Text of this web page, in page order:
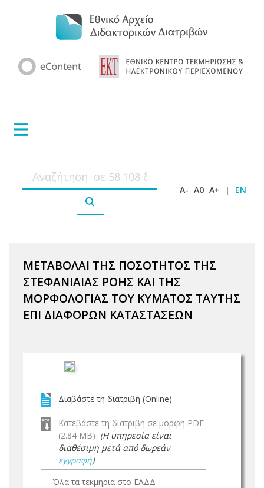
A- A0 A+ | EN
ΜΕΤΑΒΟΛΑΙ ΤΗΣ ΠΟΣΟΤΗΤΟΣ ΤΗΣ
ΣΤΕΦΑΝΙΑΙΑΣ ΡΟΗΣ ΚΑΙ ΤΗΣ
ΜΟΡΦΟΛΟΓΙΑΣ ΤΟΥ ΚΥΜΑΤΟΣ ΤΑΥΤΗΣ
ΕΠΙ ΔΙΑΦΟΡΩΝ ΚΑΤΑΣΤΑΣΕΩΝ
Διαβάστε τη διατριβή (Online)
Κατεβάστε τη διατριβή σε μορφή PDF
(2.84 MB) (Η υπηρεσία είναι
διαθέσιμη μετά από δωρεάν
εγγραφή)
Όλα τα τεκμήρια στο ΕΑΔΔ